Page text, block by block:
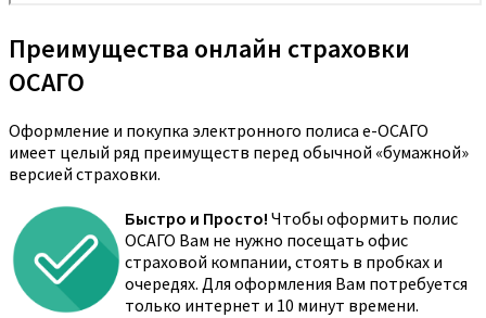
Преимущества онлайн страховки
ОСАГО
Оформление и покупка электронного полиса е-ОСАГО
имеет целый ряд преимуществ перед обычной «бумажной»
версией страховки.
Быстро и Просто! Чтобы оформить полис
ОСАГО Вам не нужно посещать офис
страховой компании, стоять в пробках и
очередях. Для оформления Вам потребуется
только интернет и 10 минут времени.